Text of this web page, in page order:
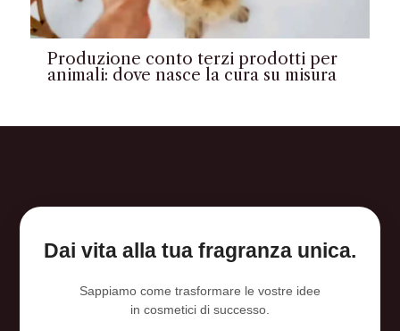
Produzione conto terzi prodotti per
animali: dove nasce la cura su misura
Dai vita alla tua fragranza unica.
Sappiamo come trasformare le vostre idee
in cosmetici di successo.